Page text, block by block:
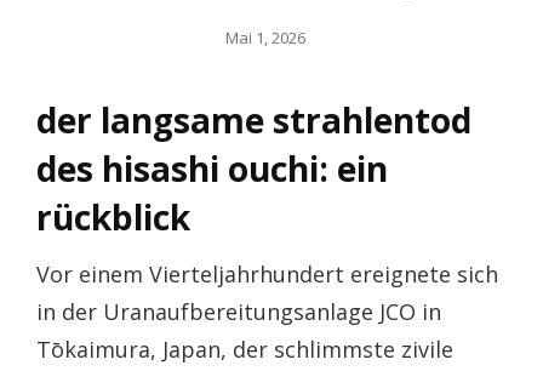
Posted
Mai 1, 2026
der langsame strahlentod
des hisashi ouchi: ein
rückblick
Vor einem Vierteljahrhundert ereignete sich
in der Uranaufbereitungsanlage JCO in
Tōkaimura, Japan, der schlimmste zivile